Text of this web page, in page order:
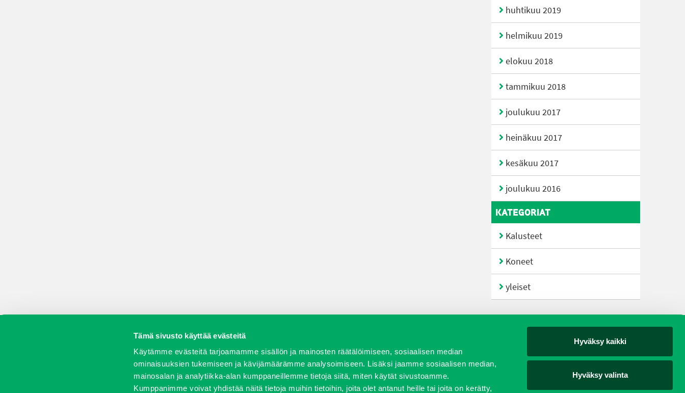
Tämä sivusto käyttää evästeitä
Käytämme evästeitä tarjoamamme sisällön ja mainosten räätälöimiseen, sosiaalisen median
ominaisuuksien tukemiseen ja kävijämäärämme analysoimiseen. Lisäksi jaamme sosiaalisen median,
mainosalan ja analytiikka-alan kumppaneillemme tietoja siitä, miten käytät sivustoamme.
Kumppanimme voivat yhdistää näitä tietoja muihin tietoihin, joita olet antanut heille tai joita on kerätty,
Hyväksy kaikki
Hyväksy valinta
huhtikuu 2019
helmikuu 2019
elokuu 2018
tammikuu 2018
joulukuu 2017
heinäkuu 2017
kesäkuu 2017
joulukuu 2016
KATEGORIAT
Kalusteet
Koneet
yleiset
Vaihtokoneet Kalusteet Huolto ja varaosat Verkkokauppa JT Vuokrakone Jälleenmyyjät